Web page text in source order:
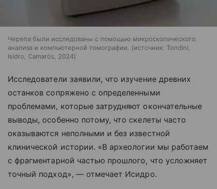
Черепа были исследованы с помощью микроскопического
анализа и компьютерной томографии.
источник: Tondini,
Isidro, Camarós, 2024
Исследователи заявили, что изучение древних
останков сопряжено с определенными
проблемами, которые затрудняют окончательные
выводы, особенно потому, что скелеты часто
оказываются неполными и без известной
клинической истории. «В археологии мы работаем
с фрагментарной частью прошлого, что усложняет
точный подход», — отмечает Исидро.